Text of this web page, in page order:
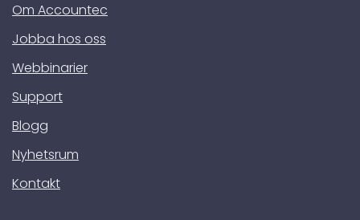
Om Accountec
Jobba hos oss
Webbinarier
Support
Blogg
Nyhetsrum
Kontakt